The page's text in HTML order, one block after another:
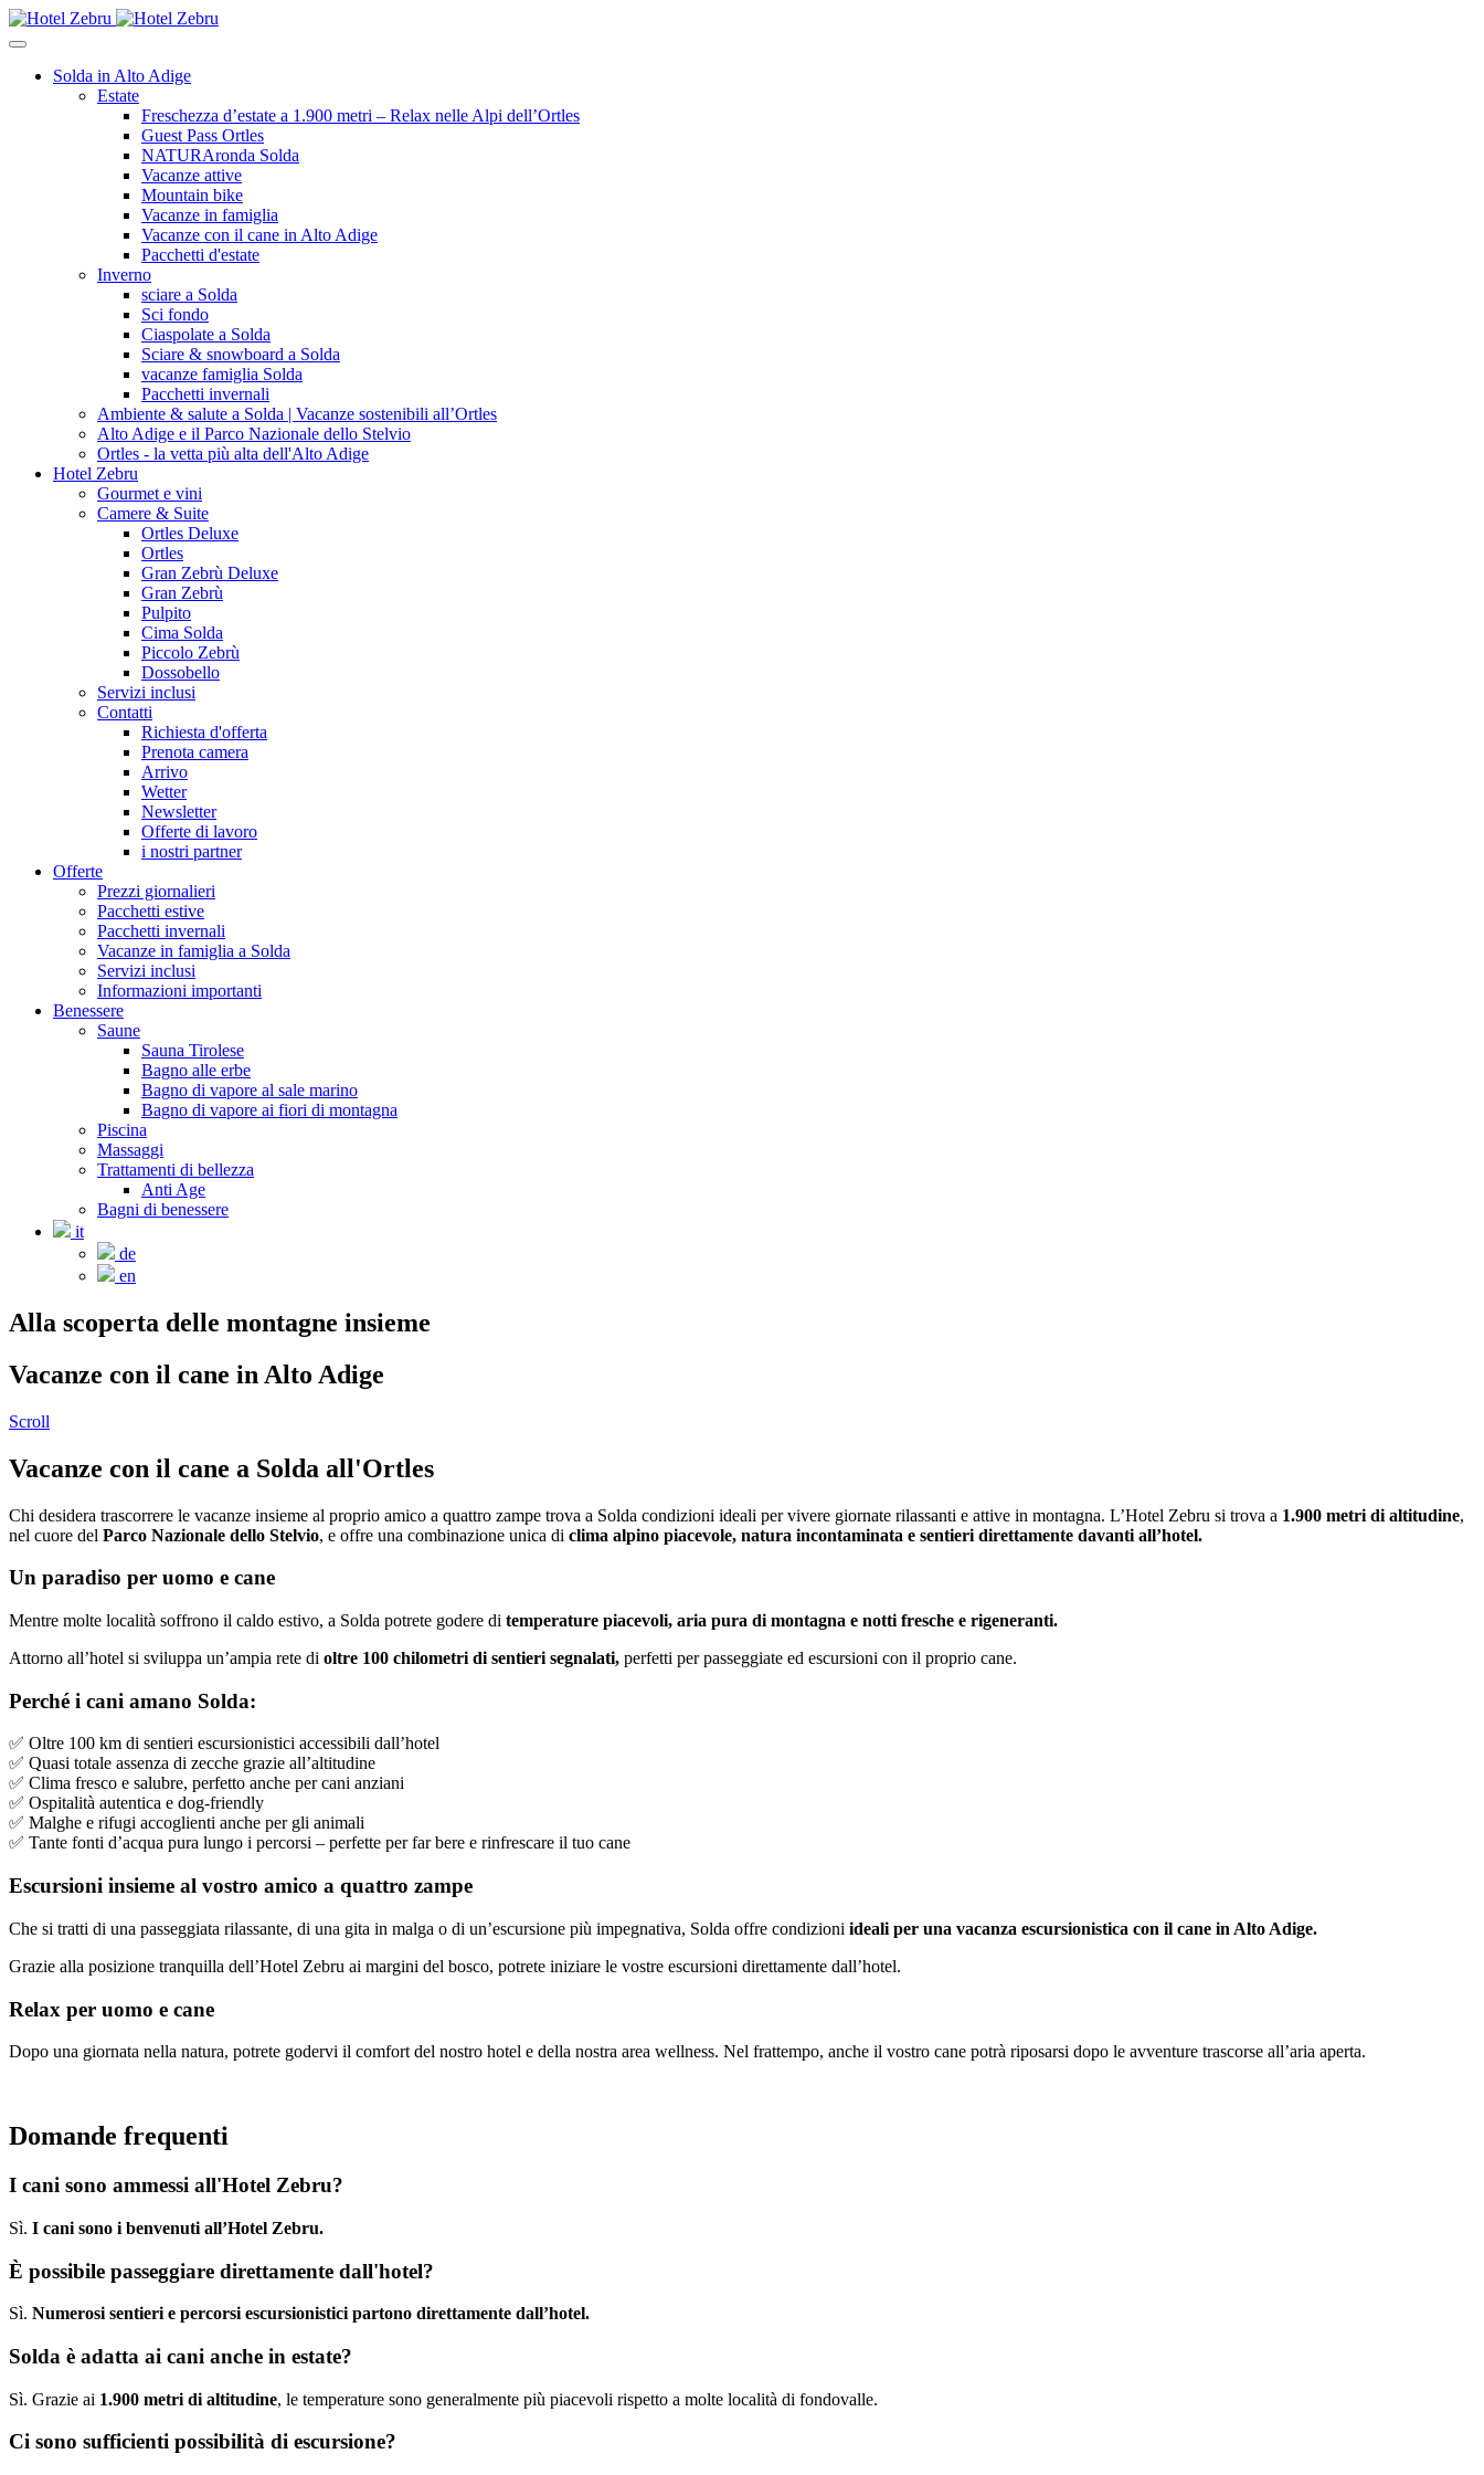
Solda in Alto Adige
Estate
Freschezza d’estate a 1.900 metri – Relax nelle Alpi dell’Ortles
Guest Pass Ortles
NATURAronda Solda
Vacanze attive
Mountain bike
Vacanze in famiglia
Vacanze con il cane in Alto Adige
Pacchetti d'estate
Inverno
sciare a Solda
Sci fondo
Ciaspolate a Solda
Sciare & snowboard a Solda
vacanze famiglia Solda
Pacchetti invernali
Ambiente & salute a Solda | Vacanze sostenibili all’Ortles
Alto Adige e il Parco Nazionale dello Stelvio
Ortles - la vetta più alta dell'Alto Adige
Hotel Zebru
Gourmet e vini
Camere & Suite
Ortles Deluxe
Ortles
Gran Zebrù Deluxe
Gran Zebrù
Pulpito
Cima Solda
Piccolo Zebrù
Dossobello
Servizi inclusi
Contatti
Richiesta d'offerta
Prenota camera
Arrivo
Wetter
Newsletter
Offerte di lavoro
i nostri partner
Offerte
Prezzi giornalieri
Pacchetti estive
Pacchetti invernali
Vacanze in famiglia a Solda
Servizi inclusi
Informazioni importanti
Benessere
Saune
Sauna Tirolese
Bagno alle erbe
Bagno di vapore al sale marino
Bagno di vapore ai fiori di montagna
Piscina
Massaggi
Trattamenti di bellezza
Anti Age
Bagni di benessere
it
de
en
Alla scoperta delle montagne insieme
Vacanze con il cane in Alto Adige
Scroll
Vacanze con il cane a Solda all'Ortles
Chi desidera trascorrere le vacanze insieme al proprio amico a quattro zampe trova a Solda condizioni ideali per vivere giornate rilassanti e attive in montagna. L’Hotel Zebru si trova a 1.900 metri di altitudine,
nel cuore del Parco Nazionale dello Stelvio, e offre una combinazione unica di clima alpino piacevole, natura incontaminata e sentieri direttamente davanti all’hotel.
Un paradiso per uomo e cane
Mentre molte località soffrono il caldo estivo, a Solda potrete godere di temperature piacevoli, aria pura di montagna e notti fresche e rigeneranti.
Attorno all’hotel si sviluppa un’ampia rete di oltre 100 chilometri di sentieri segnalati, perfetti per passeggiate ed escursioni con il proprio cane.
Perché i cani amano Solda:
✅ Oltre 100 km di sentieri escursionistici accessibili dall’hotel
✅ Quasi totale assenza di zecche grazie all’altitudine
✅ Clima fresco e salubre, perfetto anche per cani anziani
✅ Ospitalità autentica e dog-friendly
✅ Malghe e rifugi accoglienti anche per gli animali
✅ Tante fonti d’acqua pura lungo i percorsi – perfette per far bere e rinfrescare il tuo cane
Escursioni insieme al vostro amico a quattro zampe
Che si tratti di una passeggiata rilassante, di una gita in malga o di un’escursione più impegnativa, Solda offre condizioni ideali per una vacanza escursionistica con il cane in Alto Adige.
Grazie alla posizione tranquilla dell’Hotel Zebru ai margini del bosco, potrete iniziare le vostre escursioni direttamente dall’hotel.
Relax per uomo e cane
Dopo una giornata nella natura, potrete godervi il comfort del nostro hotel e della nostra area wellness. Nel frattempo, anche il vostro cane potrà riposarsi dopo le avventure trascorse all’aria aperta.
Domande frequenti
I cani sono ammessi all'Hotel Zebru?
Sì. I cani sono i benvenuti all’Hotel Zebru.
È possibile passeggiare direttamente dall'hotel?
Sì. Numerosi sentieri e percorsi escursionistici partono direttamente dall’hotel.
Solda è adatta ai cani anche in estate?
Sì. Grazie ai 1.900 metri di altitudine, le temperature sono generalmente più piacevoli rispetto a molte località di fondovalle.
Ci sono sufficienti possibilità di escursione?